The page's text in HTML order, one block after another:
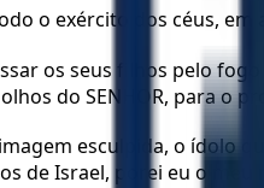
o exército dos céus, em
os seus filhos pelo
do SENHOR, para o
esculpida, o ídolo
de Israel, porei eu o meu